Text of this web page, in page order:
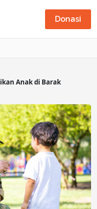
Donasi
Anak di Barak